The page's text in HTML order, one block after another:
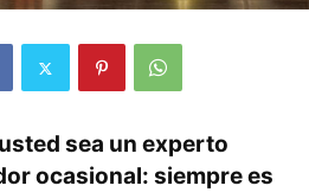
sea un experto
ocasional: siempre es